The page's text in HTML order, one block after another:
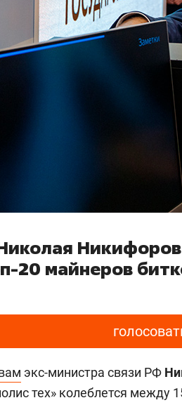
20 майнеров
экс-министра связи РФ
тех» колеблется между